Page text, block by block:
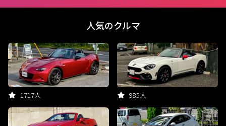
人気のクルマ
1717人 985人